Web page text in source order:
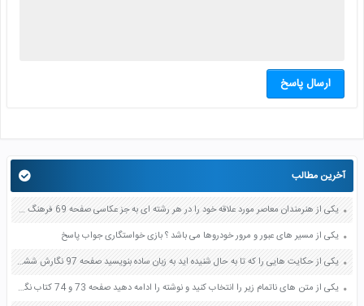
ارسال پاسخ
آخرین مطالب
یکی از هنرمندان معاصر مورد علاقه خود را در هر رشته ای به جز عکاسی صفحه 69 فرهنگ و هنر نهم
یکی از مسیر های عبور و مرور خودروها می باشد ؟ بازی خواستگاری جواب پاسخ
یکی از حکایت هایی را که تا به حال شنیده اید به زبان ساده بنویسید صفحه 97 نگارش ششم دبستان
یکی از متن های ناتمام زیر را انتخاب کنید و نوشته را ادامه دهید صفحه 73 و 74 کتاب نگارش فارسی پنجم دبستان